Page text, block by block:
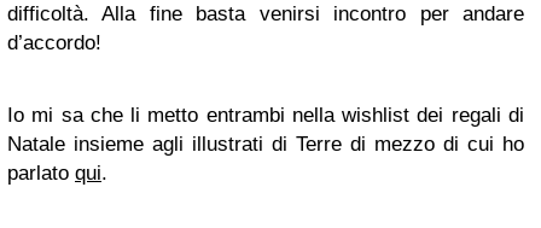
difficoltà. Alla fine basta venirsi incontro per andare
d’accordo!
Io mi sa che li metto entrambi nella wishlist dei regali di
Natale insieme agli illustrati di Terre di mezzo di cui ho
parlato qui.